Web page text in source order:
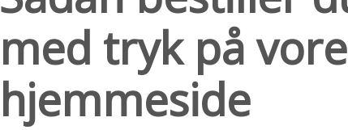
med tryk på
hjemmeside